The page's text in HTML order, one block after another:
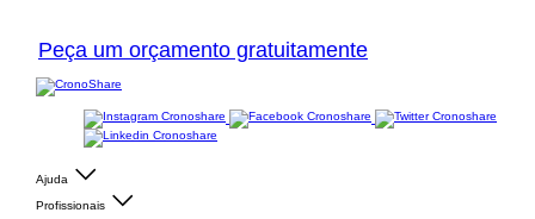
Peça um orçamento gratuitamente
Ajuda
Profissionais